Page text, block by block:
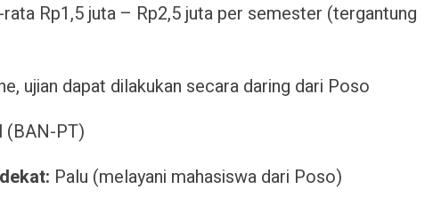
rata Rp1,5 juta – Rp2,5 juta per semester (tergantung
ujian dapat dilakukan secara daring dari Poso
(BAN-PT)
Palu (melayani mahasiswa dari Poso)